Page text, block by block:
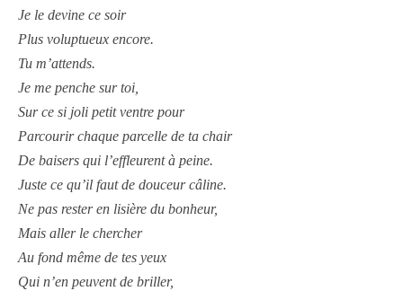
Je le devine ce soir
Plus voluptueux encore.
Tu m’attends.
Je me penche sur toi,
Sur ce si joli petit ventre pour
Parcourir chaque parcelle de ta chair
De baisers qui l’effleurent à peine.
Juste ce qu’il faut de douceur câline.
Ne pas rester en lisière du bonheur,
Mais aller le chercher
Au fond même de tes yeux
Qui n’en peuvent de briller,